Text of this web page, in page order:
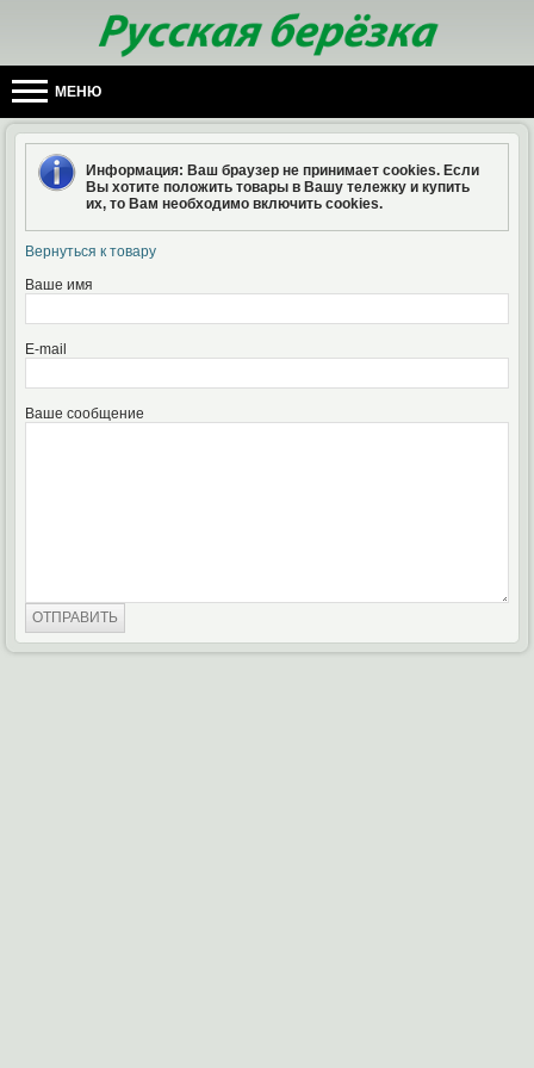
МЕНЮ
Информация: Ваш браузер не принимает cookies. Если
Вы хотите положить товары в Вашу тележку и купить
их, то Вам необходимо включить cookies.
Вернуться к товару
Ваше имя
E-mail
Ваше сообщение